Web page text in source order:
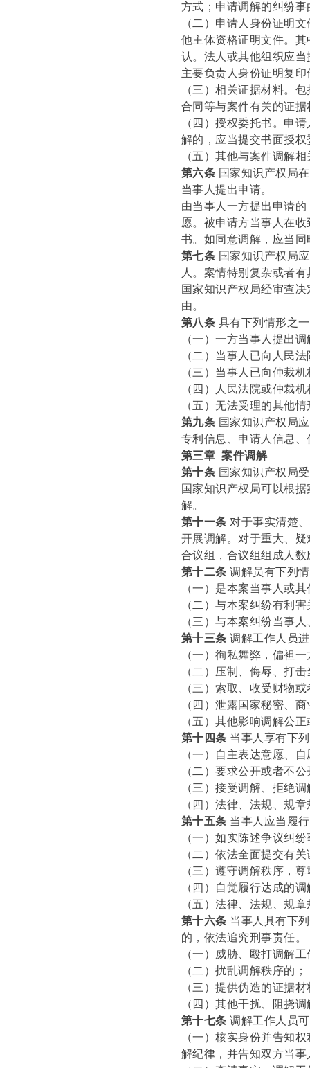
方式；申请调解的纠纷
（二）申请人身份证明
他主体资格证明文件。
认。法人或其他组织应
主要负责人身份证明复
（三）相关证据材料。
合同等与案件有关的证据
（四）授权委托书。申
解的，应当提交书面授
（五）其他与案件调解
第六条 国家知识产权局
当事人提出申请。
由当事人一方提出申请
愿。被申请方当事人在
书。如同意调解，应当
第七条 国家知识产权局
人。案情特别复杂或者
国家知识产权局经审查
由。
第八条 具有下列情形之
（一）一方当事人提出
（二）当事人已向人民
（三）当事人已向仲裁
（四）人民法院或仲裁
（五）无法受理的其他情
第九条 国家知识产权局
专利信息、申请人信息
第三章 案件调解
第十条 国家知识产权局
国家知识产权局可以根
解。
第十一条 对于事实清楚
开展调解。对于重大、
合议组，合议组组成人
第十二条调解员有下列
（一）是本案当事人或
（二）与本案纠纷有利
（三）与本案纠纷当事
第十三条 调解工作人员
（一）徇私舞弊，偏袒
（二）压制、侮辱、打
（三）索取、收受财物
（四）泄露国家秘密、
（五）其他影响调解公
第十四条 当事人享有下
（一）自主表达意愿、
（二）要求公开或者不
（三）接受调解、拒绝
（四）法律、法规、规
第十五条 当事人应当履
（一）如实陈述争议纠
（二）依法全面提交有
（三）遵守调解秩序，
（四）自觉履行达成的
（五）法律、法规、规
第十六条 当事人具有下
的，依法追究刑事责任。
（一）威胁、殴打调解
（二）扰乱调解秩序的；
（三）提供伪造的证据
（四）其他干扰、阻挠
第十七条 调解工作人员
（一）核实身份并告知
解纪律，并告知双方当